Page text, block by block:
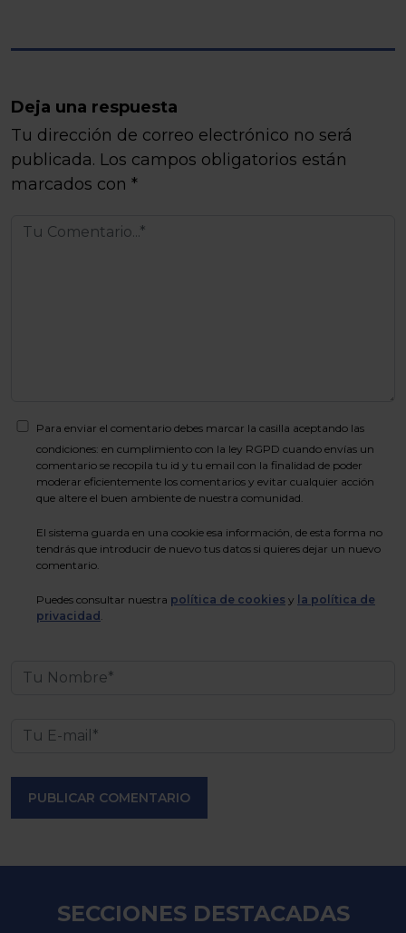
Deja una respuesta
Tu dirección de correo electrónico no será
publicada. Los campos obligatorios están
marcados con *
Para enviar el comentario debes marcar la casilla aceptando las
condiciones: en cumplimiento con la ley RGPD cuando envías un
comentario se recopila tu id y tu email con la finalidad de poder
moderar eficientemente los comentarios y evitar cualquier acción
que altere el buen ambiente de nuestra comunidad.
El sistema guarda en una cookie esa información, de esta forma no
tendrás que introducir de nuevo tus datos si quieres dejar un nuevo
comentario.
Puedes consultar nuestra política de cookies y la política de
privacidad .
PUBLICAR COMENTARIO
SECCIONES DESTACADAS